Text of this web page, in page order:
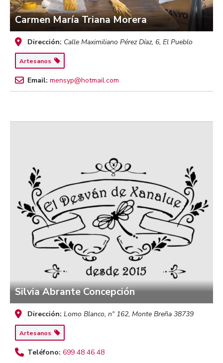
Carmen María Triana Morera
Dirección: Calle Maximiliano Pérez Díaz, 6, El Pueblo
Artesanos
Email: mensyp@hotmail.com
Silvia Abrante Concepción
Dirección: Lomo Blanco, nº 162, Monte Breña 38739
Artesanos
Teléfono: 699 48 46 48